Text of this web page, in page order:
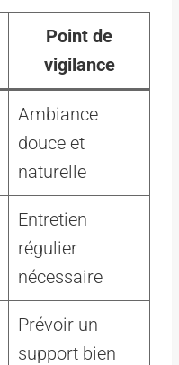
Point de
vigilance
Ambiance
douce et
naturelle
Entretien
régulier
nécessaire
Prévoir un
support bien